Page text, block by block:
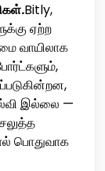
Bitly,
ஏற்ற
வாயிலாக
இல்லை —
பொதுவாக